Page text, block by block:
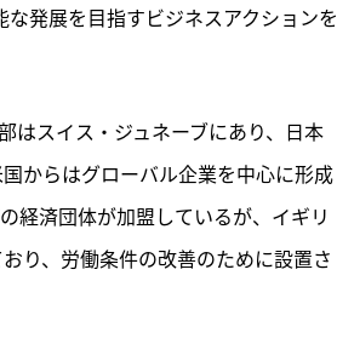
発展を目指すビジネスアクションを
はスイス・ジュネーブにあり、日本
からはグローバル企業を中心に形成
経済団体が加盟しているが、イギリ
り、労働条件の改善のために設置さ